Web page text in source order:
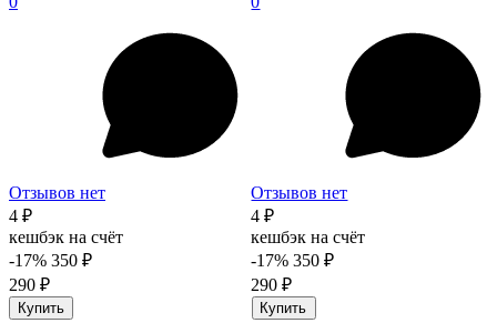
Отзывов нет
4 ₽
кешбэк на счёт
-17% 350 ₽
290 ₽
Купить
Отзывов нет
4 ₽
кешбэк на счёт
-17% 350 ₽
290 ₽
Купить